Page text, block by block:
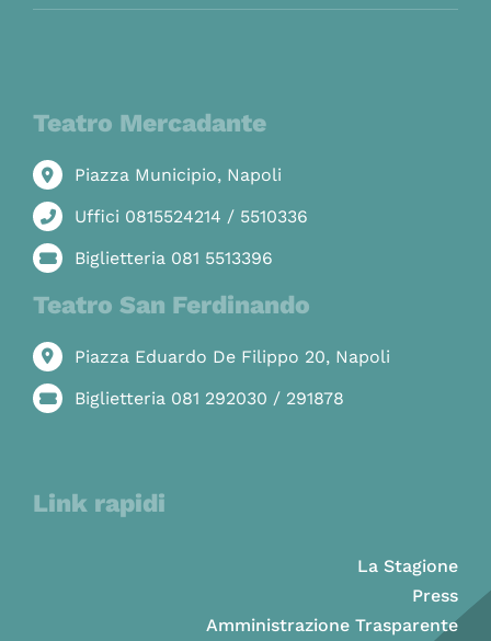
Teatro Mercadante
Piazza Municipio, Napoli
Uffici 0815524214 / 5510336
Biglietteria 081 5513396
Teatro San Ferdinando
Piazza Eduardo De Filippo 20, Napoli
Biglietteria 081 292030 / 291878
Link rapidi
La Stagione
Press
Amministrazione Trasparente